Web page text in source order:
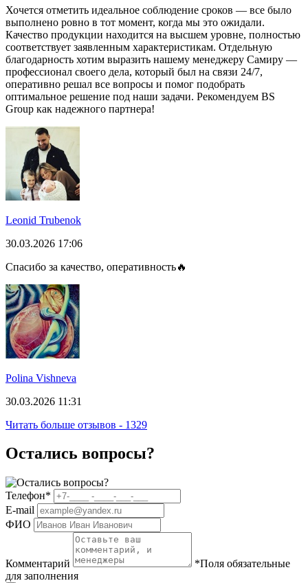
Хочется отметить идеальное соблюдение сроков — все было
выполнено ровно в тот момент, когда мы это ожидали.
Качество продукции находится на высшем уровне, полностью
соответствует заявленным характеристикам. Отдельную
благодарность хотим выразить нашему менеджеру Самиру —
профессионал своего дела, который был на связи 24/7,
оперативно решал все вопросы и помог подобрать
оптимальное решение под наши задачи. Рекомендуем BS
Group как надежного партнера!
Leonid Trubenok
30.03.2026 17:06
Спасибо за качество, оперативность🔥
Polina Vishneva
30.03.2026 11:31
Читать больше отзывов - 1329
Остались вопросы?
Телефон*
E-mail
ФИО
Комментарий *Поля обязательные
для заполнения